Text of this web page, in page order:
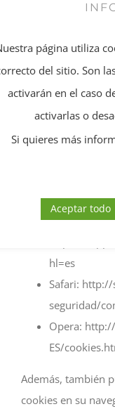
las opciones del
Microsoft
http://
vista/Block-
sitios-web-
Chrome:
hl=es
Safari:
seguridad/
Opera:
ES/
Además, también
cookies en su
página utiliza
del sitio. Son
activarán en el caso
activarlas o
Si quieres más
Aceptar todo